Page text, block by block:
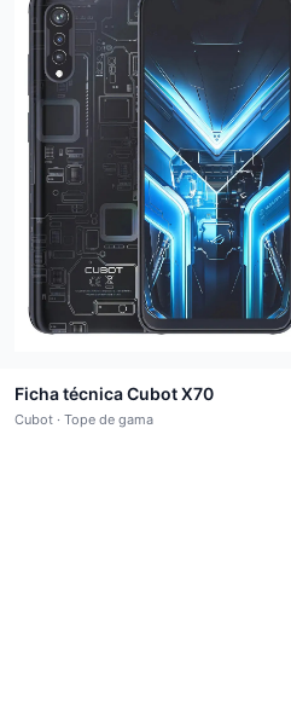
Ficha técnica Cubot X70
Cubot · Tope de gama